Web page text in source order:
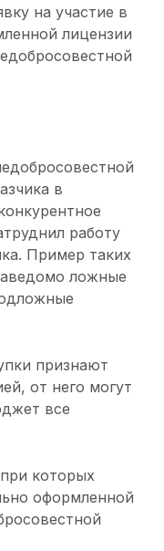
на участие в
лицензии
в
работу
Пример таких
ложные
признают
от него могут
все
которых
оформленной